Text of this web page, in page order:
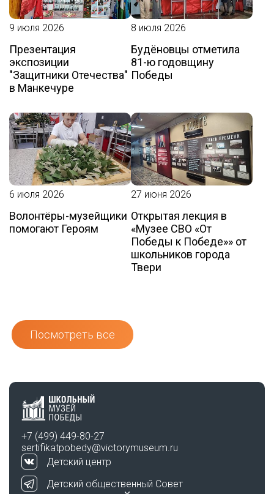
9 июля 2026
Презентация
экспозиции
"Защитники Отечества"
в Манкечуре
8 июля 2026
Будёновцы отметила
81-ю годовщину
Победы
6 июля 2026
Волонтёры-музейщики
помогают Героям
27 июня 2026
Открытая лекция в
«Музее СВО «От
Победы к Победе»» от
школьников города
Твери
Посмотреть все
+7 (499) 449-80-27
sertifikatpobedy@victorymuseum.ru
Детский центр
Детский общественный Совет